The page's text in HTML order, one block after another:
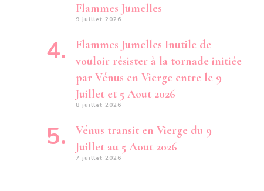
Flammes Jumelles
9 juillet 2026
Flammes Jumelles Inutile de
vouloir résister à la tornade initiée
par Vénus en Vierge entre le 9
Juillet et 5 Aout 2026
8 juillet 2026
Vénus transit en Vierge du 9
Juillet au 5 Aout 2026
7 juillet 2026